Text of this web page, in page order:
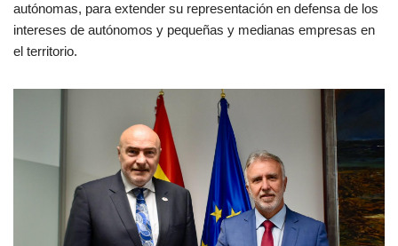
autónomas, para extender su representación en defensa de los
intereses de autónomos y pequeñas y medianas empresas en
el territorio.